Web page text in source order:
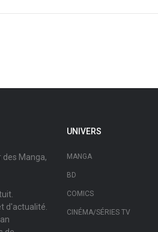
des Manga,
d'actualité.
UNIVERS
MANGA
BD
COMICS
CINÉMA/SÉRIES TV